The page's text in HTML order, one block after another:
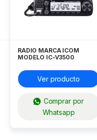
RADIO MARCA ICOM
MODELO IC-V3500
Ver producto
Comprar por
Whatsapp